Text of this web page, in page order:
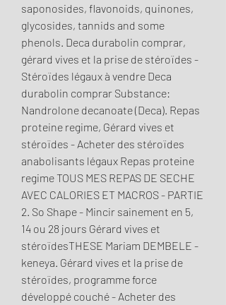
saponosides, flavonoids, quinones,
glycosides, tannids and some
phenols. Deca durabolin comprar,
gérard vives et la prise de stéroïdes -
Stéroïdes légaux à vendre Deca
durabolin comprar Substance:
Nandrolone decanoate (Deca). Repas
proteine regime, Gérard vives et
stéroïdes - Acheter des stéroïdes
anabolisants légaux Repas proteine
regime TOUS MES REPAS DE SECHE
AVEC CALORIES ET MACROS - PARTIE
2. So Shape - Mincir sainement en 5,
14 ou 28 jours Gérard vives et
stéroïdesTHESE Mariam DEMBELE -
keneya. Gérard vives et la prise de
stéroïdes, programme force
développé couché - Acheter des